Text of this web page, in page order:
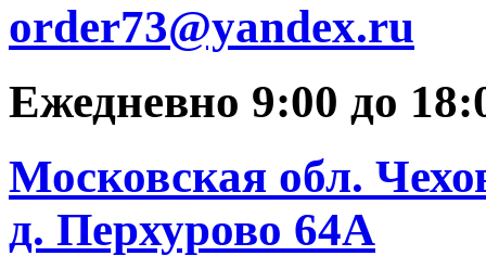
order73@yandex.ru
Ежедневно 9:00 до
Московская обл.
д. Перхурово 64А